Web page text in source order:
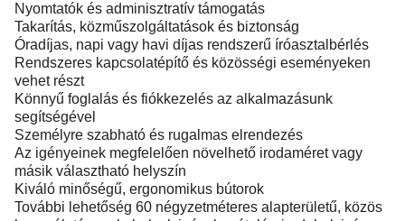
Nyomtatók és adminisztratív támogatás
Takarítás, közműszolgáltatások és biztonság
Óradíjas, napi vagy havi díjas rendszerű íróasztalbérlés
Rendszeres kapcsolatépítő és közösségi eseményeken
vehet részt
Könnyű foglalás és fiókkezelés az alkalmazásunk
segítségével
Személyre szabható és rugalmas elrendezés
Az igényeinek megfelelően növelhető irodaméret vagy
másik választható helyszín
Kiváló minőségű, ergonomikus bútorok
További lehetőség 60 négyzetméteres alapterületű, közös